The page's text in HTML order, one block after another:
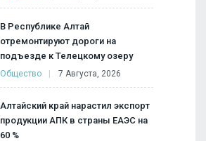
В Республике Алтай
отремонтируют дороги на
подъезде к Телецкому озеру
Общество 7 Августа, 2026
Алтайский край нарастил экспорт
продукции АПК в страны ЕАЭС на
60 %